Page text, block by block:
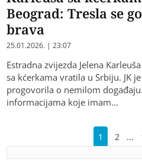
Beograd: Tresla se
brava
25.01.2026. | 23:07
Estradna zvijezda Jelena
sa kćerkama vratila u Srbiju. JK
progovorila o nemilom
informacijama koje imam…
1 2 …